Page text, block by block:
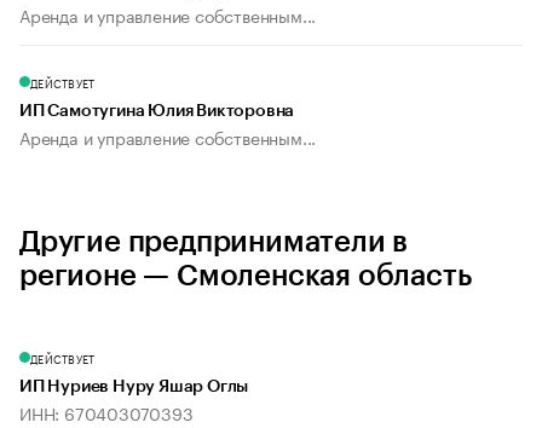
Аренда и управление собственным...
ДЕЙСТВУЕТ
ИП Самотугина Юлия Викторовна
Аренда и управление собственным...
Другие предприниматели в
регионе — Смоленская область
ДЕЙСТВУЕТ
ИП Нуриев Нуру Яшар Оглы
ИНН: 670403070393